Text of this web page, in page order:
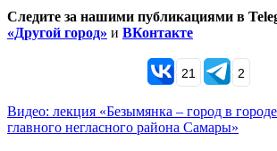
Следите за нашими публикациями в
«Другой город» и ВКонтакте
21 2
Видео: лекция «Безымянка – город в
главного негласного района Самары»